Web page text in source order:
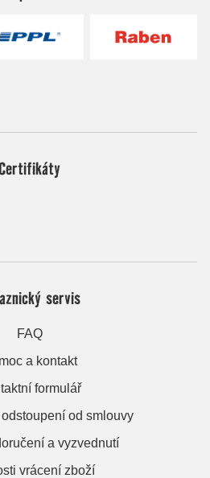
servis
FAQ
a kontakt
formulář
od smlouvy
a vyzvednutí
vrácení zboží